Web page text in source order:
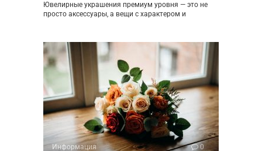
Ювелирные украшения премиум уровня — это не
просто аксессуары, а вещи с характером и
Информация 0